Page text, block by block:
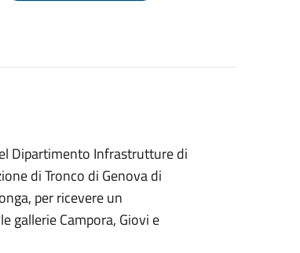
Dipartimento Infrastrutture di
di Tronco di Genova di
per ricevere un
gallerie Campora, Giovi e